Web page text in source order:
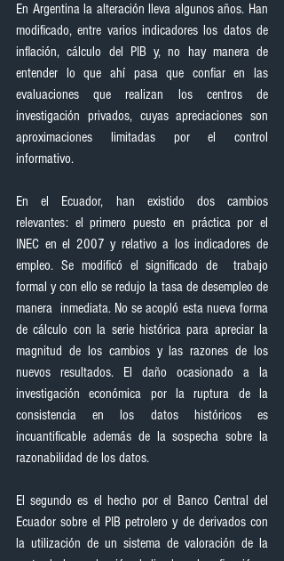
En Argentina la alteración lleva algunos años. Han
modificado, entre varios indicadores los datos de
inflación, cálculo del PIB y, no hay manera de
entender lo que ahí pasa que confiar en las
evaluaciones que realizan los centros de
investigación privados, cuyas apreciaciones son
aproximaciones limitadas por el control
informativo.
En el Ecuador, han existido dos cambios
relevantes: el primero puesto en práctica por el
INEC en el 2007 y relativo a los indicadores de
empleo. Se modificó el significado de  trabajo
formal y con ello se redujo la tasa de desempleo de
manera  inmediata. No se acopló esta nueva forma
de cálculo con la serie histórica para apreciar la
magnitud de los cambios y las razones de los
nuevos resultados. El daño ocasionado a la
investigación económica por la ruptura de la
consistencia en los datos históricos es
incuantificable además de la sospecha sobre la
razonabilidad de los datos.
El segundo es el hecho por el Banco Central del
Ecuador sobre el PIB petrolero y de derivados con
la utilización de un sistema de valoración de la